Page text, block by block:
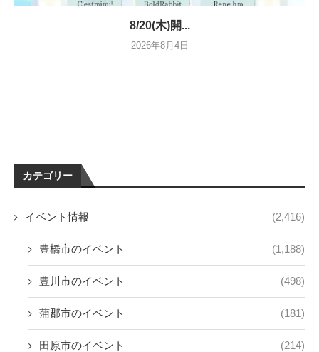
8/20(木)開...
2026年8月4日
カテゴリー
イベント情報 (2,416)
豊橋市のイベント (1,188)
豊川市のイベント (498)
蒲郡市のイベント (181)
田原市のイベント (214)